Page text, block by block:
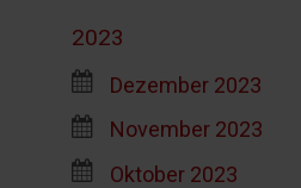
2023
Dezember 2023
November 2023
Oktober 2023